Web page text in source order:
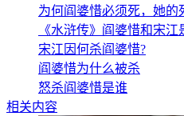
为何阎婆惜必须死，她的
《水浒传》阎婆惜和宋江
宋江因何杀阎婆惜?
阎婆惜为什么被杀
怒杀阎婆惜是谁
相关内容